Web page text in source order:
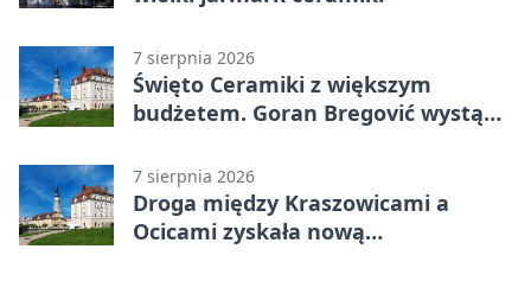
7 sierpnia 2026
Święto Ceramiki z większym
budżetem. Goran Bregović wystąpi
7 sierpnia 2026
Droga między Kraszowicami a
Ocicami zyskała nową